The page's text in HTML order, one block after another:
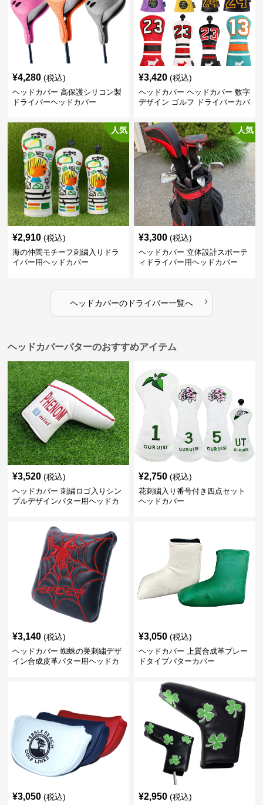
¥4,280 (税込)
ヘッドカバー 高保護シリコン製
ドライバーヘッドカバー
¥3,420 (税込)
ヘッドカバー ヘッドカバー 数字
デザイン ゴルフ ドライバーカバ
人気
¥2,910 (税込)
海の仲間モチーフ刺繍入りドラ
イバー用ヘッドカバー
人気
¥3,300 (税込)
ヘッドカバー 立体設計スポーテ
ィドライバー用ヘッドカバー
ヘッドカバーのドライバー一覧へ ›
ヘッドカバーパターのおすすめアイテム
¥3,520 (税込)
ヘッドカバー 刺繍ロゴ入りシン
プルデザインパター用ヘッドカ
¥2,750 (税込)
花刺繍入り番号付き四点セット
ヘッドカバー
¥3,140 (税込)
ヘッドカバー 蜘蛛の巣刺繍デザ
イン合成皮革パター用ヘッドカ
¥3,050 (税込)
ヘッドカバー 上質合成革ブレー
ドタイプパターカバー
¥3,050 (税込) ¥2,950 (税込)